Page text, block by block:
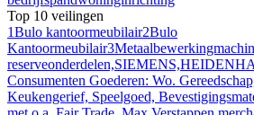
Top 10 veilingen
1Bulo kantoormeubilair2Bulo
Kantoormeubilair3
Consumenten Goederen: Wo.
Keukengerief, Speelgoed,